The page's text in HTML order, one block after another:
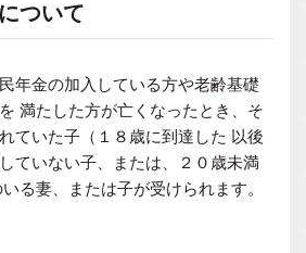
ついて
年金の加入している方や老齢基礎
満たした方が亡くなったとき、そ
ていた子（１８歳に到達した 以後
ていない子、または、２０歳未満
る妻、または子が受けられます。